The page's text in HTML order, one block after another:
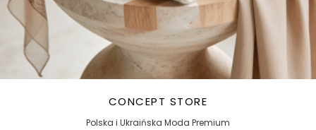
CONCEPT STORE
Polska i Ukraińska Moda Premium